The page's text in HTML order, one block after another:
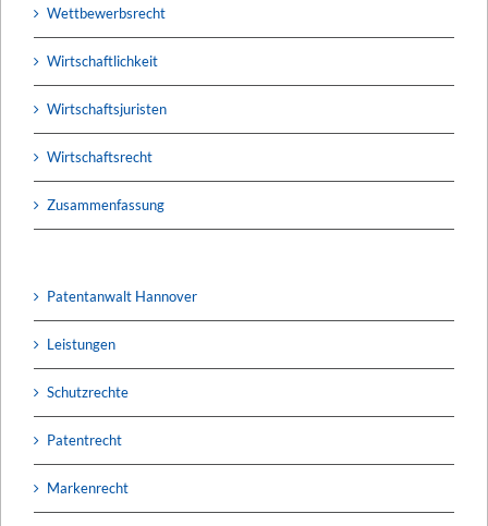
Wettbewerbsrecht
Wirtschaftlichkeit
Wirtschaftsjuristen
Wirtschaftsrecht
Zusammenfassung
Patentanwalt Hannover
Leistungen
Schutzrechte
Patentrecht
Markenrecht